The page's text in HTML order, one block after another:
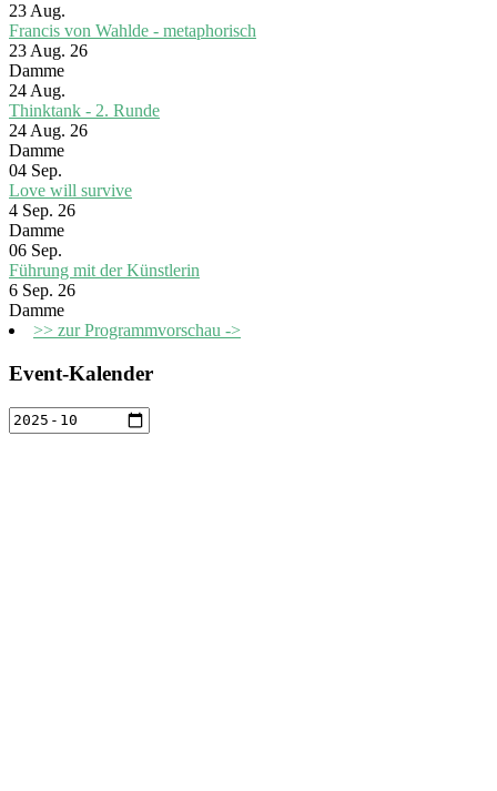
23 Aug.
Francis von Wahlde - metaphorisch
23 Aug. 26
Damme
24 Aug.
Thinktank - 2. Runde
24 Aug. 26
Damme
04 Sep.
Love will survive
4 Sep. 26
Damme
06 Sep.
Führung mit der Künstlerin
6 Sep. 26
Damme
>> zur Programmvorschau ->
Event-Kalender